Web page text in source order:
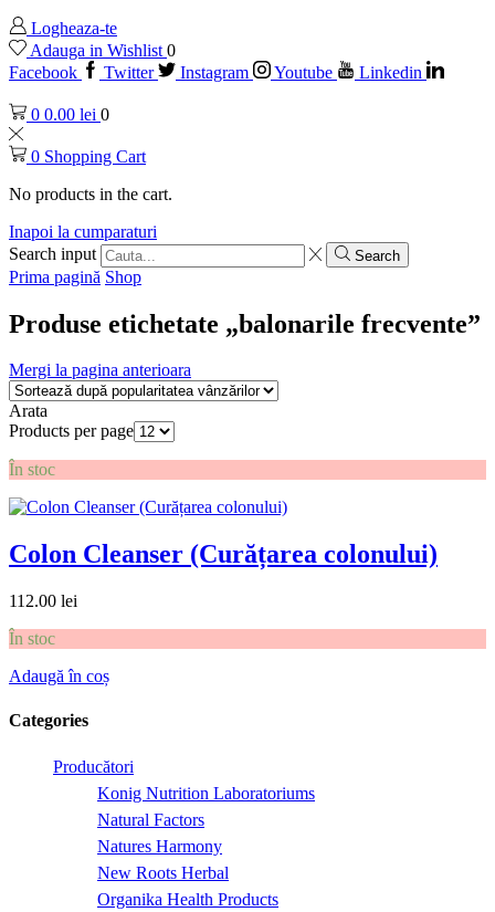
Logheaza-te
Adauga in Wishlist 0
Facebook
Twitter Instagram Youtube Linkedin
0 0.00 lei 0
0 Shopping Cart
No products in the cart.
Inapoi la cumparaturi
Search input
Search
Prima pagină Shop
Produse etichetate „balonarile frecvente”
Mergi la pagina anterioara
Arata
Products per page
În stoc
Colon Cleanser (Curățarea colonului)
112.00 lei
În stoc
Adaugă în coș
Categories
Producători
Konig Nutrition Laboratoriums
Natural Factors
Natures Harmony
New Roots Herbal
Organika Health Products